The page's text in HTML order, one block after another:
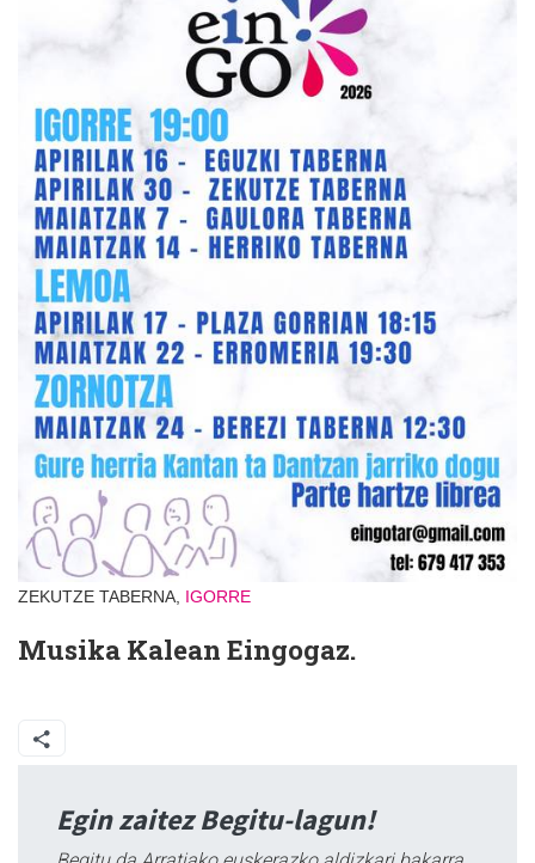
ZEKUTZE TABERNA, IGORRE
Musika Kalean Eingogaz.
Egin zaitez Begitu-lagun!